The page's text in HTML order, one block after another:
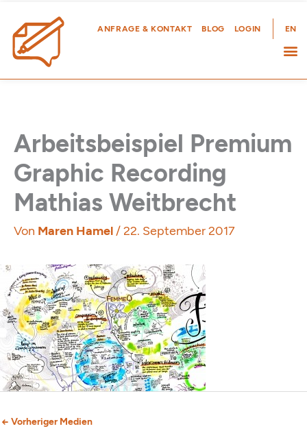
Inhalt
springen
ANFRAGE & KONTAKT BLOG LOGIN EN
Arbeitsbeispiel Premium
Graphic Recording
Mathias Weitbrecht
Von Maren Hamel/22. September 2017
← Vorheriger Medien